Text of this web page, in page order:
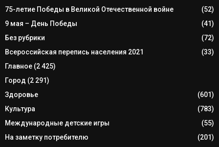
75-летие Победы в Великой Отечественной войне
(52)
9 мая – День Победы
(41)
Без рубрики
(72)
Всероссийская перепись населения 2021
(33)
Главное (2 425)
Город (2 291)
Здоровье
(601)
Культура
(783)
Международные детские игры
(55)
На заметку потребителю
(201)